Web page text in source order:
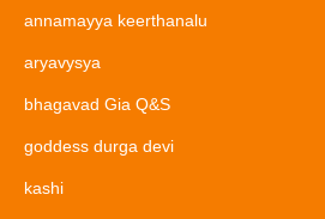
annamayya keerthanalu
aryavysya
bhagavad Gia Q&S
goddess durga devi
kashi